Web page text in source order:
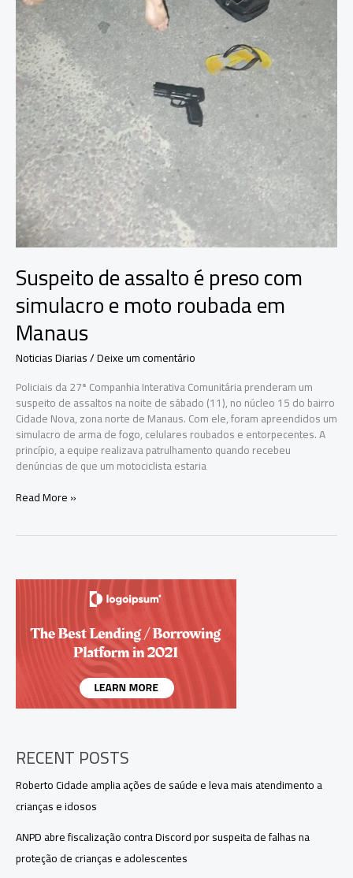
Suspeito de assalto é preso com
simulacro e moto roubada em
Manaus
Noticias Diarias/Deixe um comentário
Policiais da 27ª Companhia Interativa Comunitária prenderam um
suspeito de assaltos na noite de sábado (11), no núcleo 15 do bairro
Cidade Nova, zona norte de Manaus. Com ele, foram apreendidos um
simulacro de arma de fogo, celulares roubados e entorpecentes. A
princípio, a equipe realizava patrulhamento quando recebeu
denúncias de que um motociclista estaria
Suspeito
com
roubada
Read More »
RECENT POSTS
Roberto Cidade amplia ações de saúde e leva mais atendimento a
crianças e idosos
ANPD abre fiscalização contra Discord por suspeita de falhas na
proteção de crianças e adolescentes